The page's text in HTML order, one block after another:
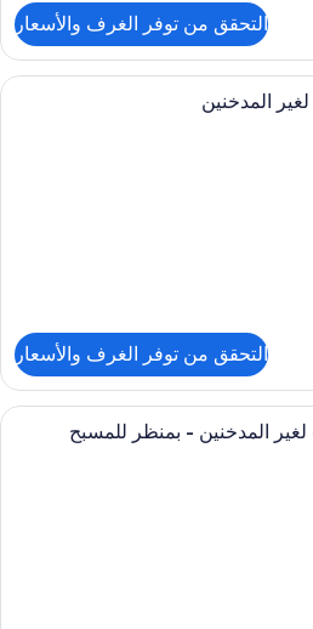
التحقق من توفر الغرف والأسعار
ألحفة محشوة بالريش وأسرّة بطبقة
المدخنين
التحقق من توفر الغرف والأسعار
ألحفة محشوة بالريش وأسرّة بطبقة
المدخنين - بمنظر للمسبح